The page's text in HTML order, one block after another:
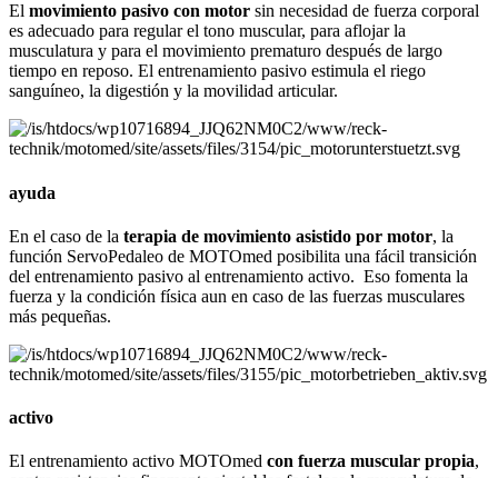
El movimiento pasivo con motor sin necesidad de fuerza corporal
es adecuado para regular el tono muscular, para aflojar la
musculatura y para el movimiento prematuro después de largo
tiempo en reposo. El entrenamiento pasivo estimula el riego
sanguíneo, la digestión y la movilidad articular.
ayuda
En el caso de la terapia de movimiento asistido por motor, la
función ServoPedaleo de MOTOmed posibilita una fácil transición
del entrenamiento pasivo al entrenamiento activo. Eso fomenta la
fuerza y la condición física aun en caso de las fuerzas musculares
más pequeñas.
activo
El entrenamiento activo MOTOmed con fuerza muscular propia,